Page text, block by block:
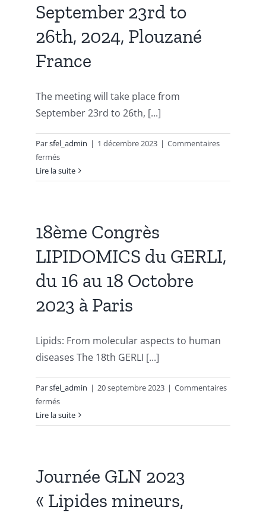
Bologna
(Italy,
8
July
September 23rd to
26th, 2024, Plouzané
France
The meeting will take place from
September 23rd to 26th, [...]
Parsfel_admin | 1 décembre 2023 | Commentaires
ferméssur
19th
GERLI
From
from
Sea
to
September
2024,
Plouzané
France
Lire la suite
18ème Congrès
LIPIDOMICS du GERLI,
du 16 au 18 Octobre
2023 à Paris
Lipids: From molecular aspects to human
diseases The 18th GERLI [...]
Parsfel_admin | 20 septembre 2023 | Commentaires
ferméssur
18ème
Congrès
du
16
au
Lire la suite
Journée GLN 2023
« Lipides mineurs,